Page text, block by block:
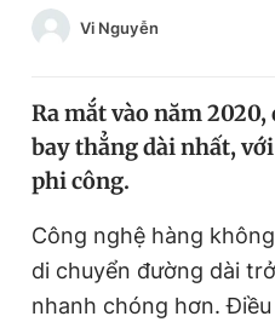
Chào ngày mới
Tin thị trường
Video
Sản phẩm khác
Tiện ích
Vi Nguyễn
Ra mắt vào năm
bay thẳng dài nhất,
phi công.
Công nghệ hàng
di chuyển đường dài
nhanh chóng hơn.